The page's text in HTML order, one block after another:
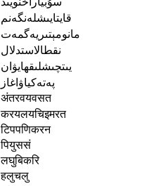
قايتايىشلەنگەنم
مانومېتىريەگمەت
نقطالاستدلال
يىتچىشلىقھايۋان
پەتەكياۋاغاز
अंतरवयवसत
करयलयचिइमरत
टिपपणिकरन
पियुससं
लघुबिकरि
हलुचलु